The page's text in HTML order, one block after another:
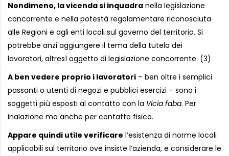
Nondimeno, la vicenda si inquadra nella legislazione
concorrente e nella potestà regolamentare riconosciuta
alle Regioni e agli enti locali sul governo del territorio. Si
potrebbe anzi aggiungere il tema della tutela dei
lavoratori, altresì oggetto di legislazione concorrente. (3)
A ben vedere proprio i lavoratori – ben oltre i semplici
passanti o utenti di negozi e pubblici esercizi – sono i
soggetti più esposti al contatto con la Vicia faba. Per
inalazione ma anche per contatto fisico.
Appare quindi utile verificare l’esistenza di norme locali
applicabili sul territorio ove insiste l’azienda, e considerare le